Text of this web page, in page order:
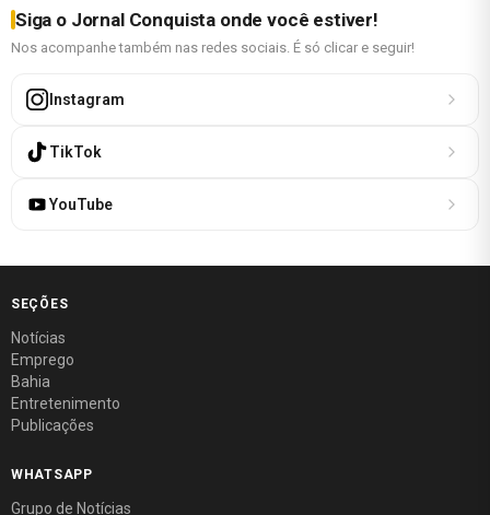
Siga o Jornal Conquista onde você estiver!
Nos acompanhe também nas redes sociais. É só clicar e seguir!
Instagram
TikTok
YouTube
SEÇÕES
Notícias
Emprego
Bahia
Entretenimento
Publicações
WHATSAPP
Grupo de Notícias